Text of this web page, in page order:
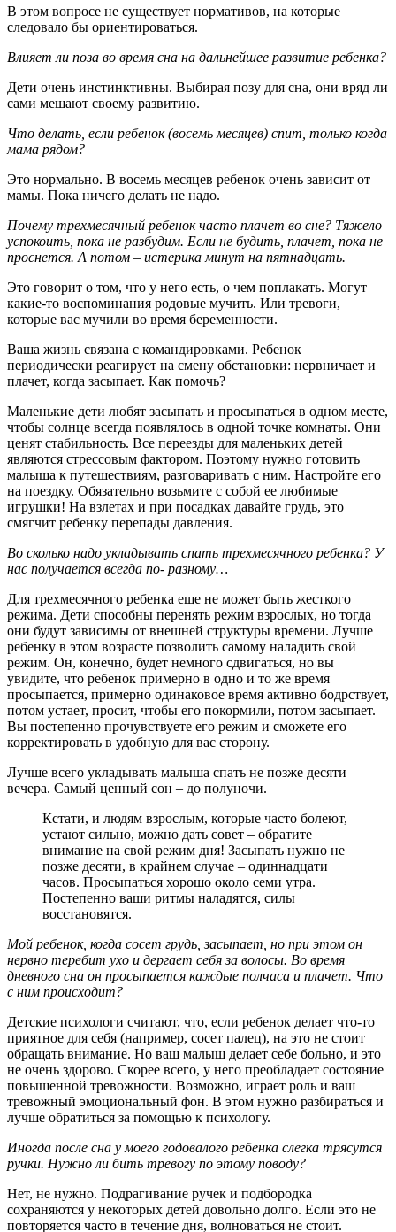
В этом вопросе не существует нормативов, на которые
следовало бы ориентироваться.
Влияет ли поза во время сна на дальнейшее развитие ребенка?
Дети очень инстинктивны. Выбирая позу для сна, они вряд ли
сами мешают своему развитию.
Что делать, если ребенок (восемь месяцев) спит, только когда
мама рядом?
Это нормально. В восемь месяцев ребенок очень зависит от
мамы. Пока ничего делать не надо.
Почему трехмесячный ребенок часто плачет во сне? Тяжело
успокоить, пока не разбудим. Если не будить, плачет, пока не
проснется. А потом – истерика минут на пятнадцать.
Это говорит о том, что у него есть, о чем поплакать. Могут
какие-то воспоминания родовые мучить. Или тревоги,
которые вас мучили во время беременности.
Ваша жизнь связана с командировками. Ребенок
периодически реагирует на смену обстановки: нервничает и
плачет, когда засыпает. Как помочь?
Маленькие дети любят засыпать и просыпаться в одном месте,
чтобы солнце всегда появлялось в одной точке комнаты. Они
ценят стабильность. Все переезды для маленьких детей
являются стрессовым фактором. Поэтому нужно готовить
малыша к путешествиям, разговаривать с ним. Настройте его
на поездку. Обязательно возьмите с собой ее любимые
игрушки! На взлетах и при посадках давайте грудь, это
смягчит ребенку перепады давления.
Во сколько надо укладывать спать трехмесячного ребенка? У
нас получается всегда по- разному…
Для трехмесячного ребенка еще не может быть жесткого
режима. Дети способны перенять режим взрослых, но тогда
они будут зависимы от внешней структуры времени. Лучше
ребенку в этом возрасте позволить самому наладить свой
режим. Он, конечно, будет немного сдвигаться, но вы
увидите, что ребенок примерно в одно и то же время
просыпается, примерно одинаковое время активно бодрствует,
потом устает, просит, чтобы его покормили, потом засыпает.
Вы постепенно прочувствуете его режим и сможете его
корректировать в удобную для вас сторону.
Лучше всего укладывать малыша спать не позже десяти
вечера. Самый ценный сон – до полуночи.
Кстати, и людям взрослым, которые часто болеют,
устают сильно, можно дать совет – обратите
внимание на свой режим дня! Засыпать нужно не
позже десяти, в крайнем случае – одиннадцати
часов. Просыпаться хорошо около семи утра.
Постепенно ваши ритмы наладятся, силы
восстановятся.
Мой ребенок, когда сосет грудь, засыпает, но при этом он
нервно теребит ухо и дергает себя за волосы. Во время
дневного сна он просыпается каждые полчаса и плачет. Что
с ним происходит?
Детские психологи считают, что, если ребенок делает что-то
приятное для себя (например, сосет палец), на это не стоит
обращать внимание. Но ваш малыш делает себе больно, и это
не очень здорово. Скорее всего, у него преобладает состояние
повышенной тревожности. Возможно, играет роль и ваш
тревожный эмоциональный фон. В этом нужно разбираться и
лучше обратиться за помощью к психологу.
Иногда после сна у моего годовалого ребенка слегка трясутся
ручки. Нужно ли бить тревогу по этому поводу?
Нет, не нужно. Подрагивание ручек и подбородка
сохраняются у некоторых детей довольно долго. Если это не
повторяется часто в течение дня, волноваться не стоит.